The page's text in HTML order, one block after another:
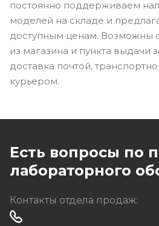
постоянно поддерживаем
моделей на складе и
доступным ценам. Возможны
из магазина и пункта выдачи
доставка почтой,
курьером.
Есть вопросы по
лабораторного
Контакты отдела продаж: